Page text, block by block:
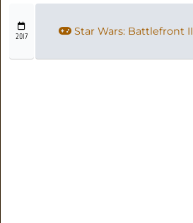
2017 Star Wars: Battlefront II